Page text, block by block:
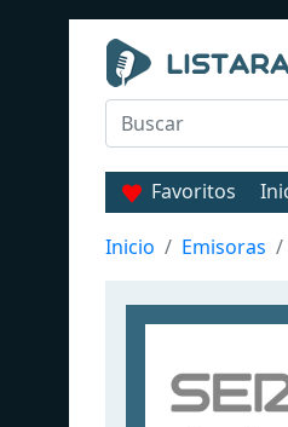
Favoritos
Inicio Emisoras